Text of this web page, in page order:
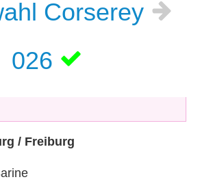
Corserey
026
/ Freiburg